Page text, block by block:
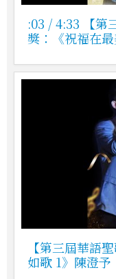
:03 / 4:33 【第
獎：《祝福在
【第三屆華語
如歌 1》陳澄予